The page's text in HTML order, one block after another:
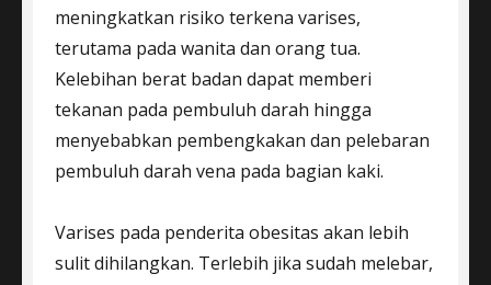
meningkatkan risiko terkena varises,
terutama pada wanita dan orang tua.
Kelebihan berat badan dapat memberi
tekanan pada pembuluh darah hingga
menyebabkan pembengkakan dan pelebaran
pembuluh darah vena pada bagian kaki.
Varises pada penderita obesitas akan lebih
sulit dihilangkan. Terlebih jika sudah melebar,